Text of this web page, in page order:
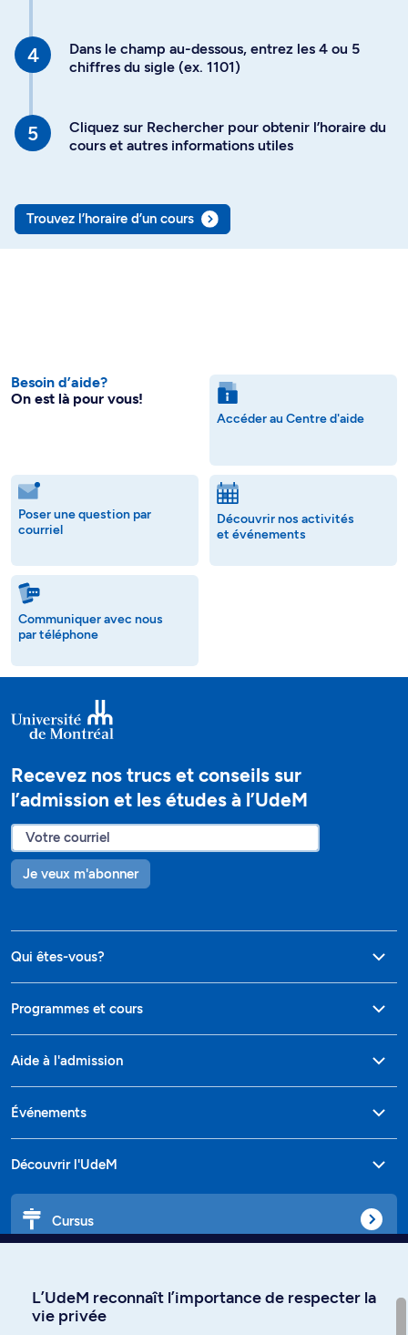
Dans le champ au-dessous, entrez les 4 ou 5
chiffres du sigle (ex. 1101)
Cliquez sur Rechercher pour obtenir l’horaire du
cours et autres informations utiles
Trouvez l’horaire d’un cours
Besoin d’aide?
On est là pour vous!
Accéder au Centre d'aide
Poser une question par
courriel
Découvrir nos activités
et événements
Communiquer avec nous
par téléphone
Recevez nos trucs et conseils sur
l’admission et les études à l’UdeM
Je veux m'abonner
Qui êtes-vous?
Programmes et cours
Aide à l'admission
Événements
Découvrir l'UdeM
Cursus
L’UdeM reconnaît l’importance de respecter la
vie privée